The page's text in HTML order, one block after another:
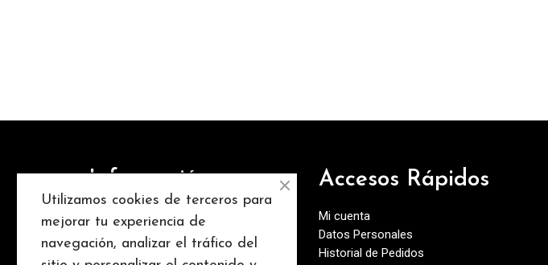
Información
Conoce nuestra empresa
Conctacta con nosotros
Términos y Condiciones
Accesos Rápidos
Mi cuenta
Datos Personales
Historial de Pedidos
Utilizamos cookies de terceros para
mejorar tu experiencia de
navegación, analizar el tráfico del